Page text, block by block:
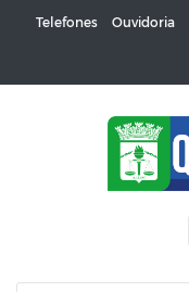
Telefones Ouvidoria